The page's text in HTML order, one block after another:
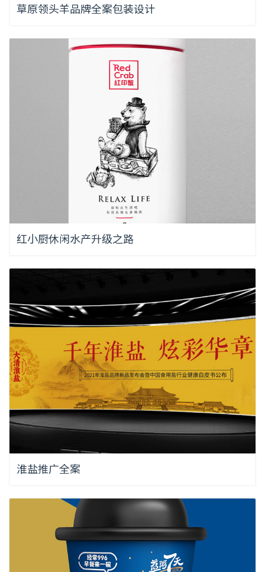
草原领头羊品牌全案包装设计
红小厨休闲水产升级之路
淮盐推广全案